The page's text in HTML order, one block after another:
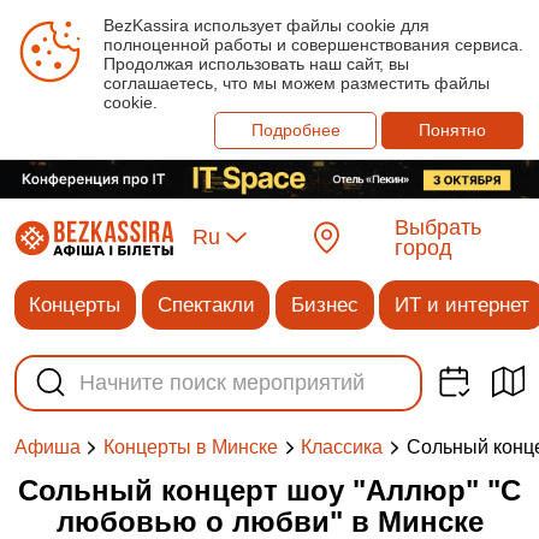
BezKassira использует файлы cookie для
полноценной работы и совершенствования сервиса.
Продолжая использовать наш сайт, вы
соглашаетесь, что мы можем разместить файлы
cookie.
Подробнее
Понятно
Ru
Выбрать
город
Концерты Спектакли Бизнес ИТ и интернет
Афиша Концерты в Минске Классика Сольный
Сольный концерт шоу "Аллюр" "С
любовью о любви" в Минске